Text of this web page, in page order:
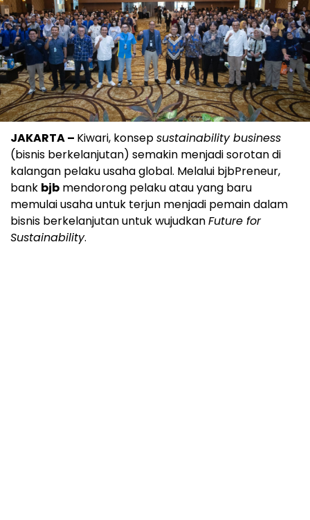
JAKARTA – Kiwari, konsepsustainability business
(bisnis berkelanjutan) semakin menjadi sorotan di
kalangan pelaku usaha global. Melalui bjbPreneur,
bank bjb mendorong pelaku atau yang baru
memulai usaha untuk terjun menjadi pemain dalam
bisnis berkelanjutan untuk wujudkanFuture for
Sustainability.